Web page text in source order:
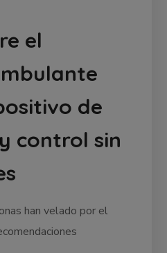
el
de
control sin
han velado por el